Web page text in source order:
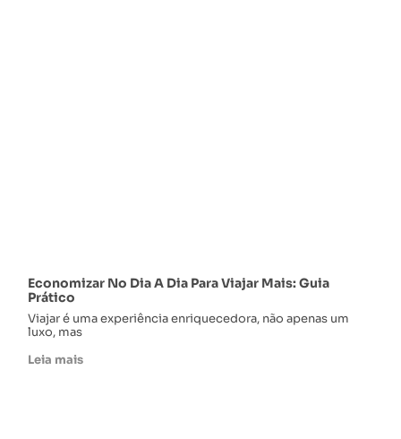
Economizar No Dia A Dia Para Viajar Mais: Guia
Prático
Viajar é uma experiência enriquecedora, não apenas um
luxo, mas
Leia mais